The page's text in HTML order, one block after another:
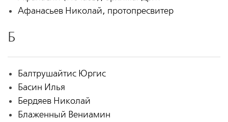
Афанасьев Николай, протопресвитер
Б
Балтрушайтис Юргис
Басин Илья
Бердяев Николай
Блаженный Вениамин